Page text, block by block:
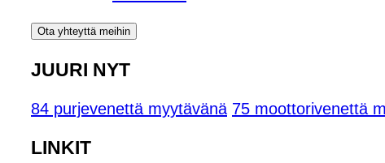
Ota yhteyttä meihin
JUURI NYT
84 purjevenettä myytävänä 75 moottorivenettä
LINKIT